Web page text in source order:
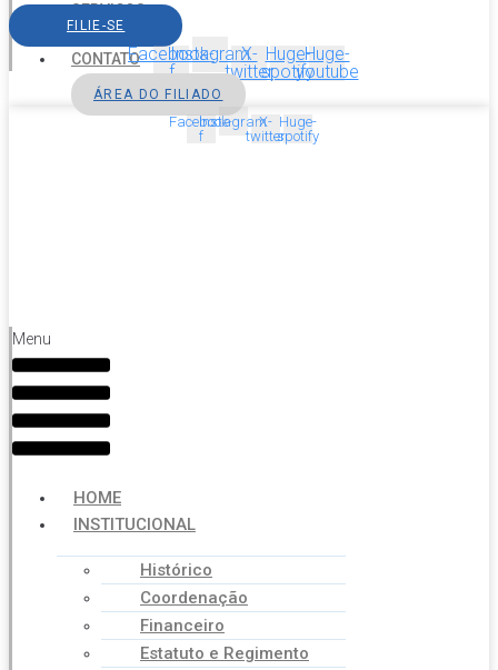
SERVIÇOS
AGENDA
CONTATO
FILIE-SE
Facebook-
f
InstagramX-
twitter
Huge-
spotify
Huge-
youtube
ÁREA DO FILIADO
Facebook-
f
InstagramX-
twitter
Huge-
spotify
Menu
HOME
INSTITUCIONAL
Histórico
Coordenação
Financeiro
Estatuto e Regimento